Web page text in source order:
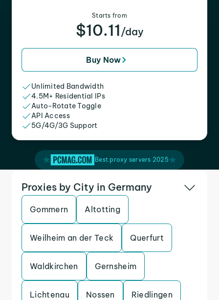
Starts from
$10.11 /day
Buy Now
Unlimited Bandwidth
4.5M+ Residential IPs
Auto-Rotate Toggle
API Access
5G/4G/3G Support
Best proxy servers 2025
Proxies by City in Germany
Gommern Altotting
Weilheim an der Teck Querfurt
Waldkirchen Gernsheim
Lichtenau Nossen Riedlingen